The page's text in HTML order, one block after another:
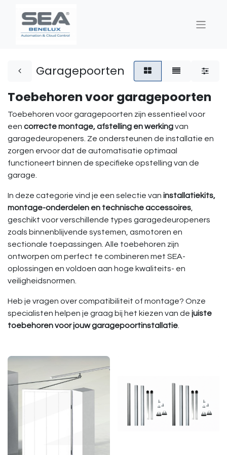
Garagepoorten
Toebehoren voor garagepoorten
Toebehoren voor garagepoorten zijn essentieel voor
een correcte montage, afstelling en werkingvan
garagedeuropeners. Ze ondersteunen de installatie en
zorgen ervoor dat de automatisatie optimaal
functioneert binnen de specifieke opstelling van de
garage.
In deze categorie vind je een selectie van installatiekits,
montage-onderdelen en technische accessoires
geschikt voor verschillende types garagedeuropeners
zoals binnenblijvende systemen, asmotoren en
sectionale toepassingen. Alle toebehoren zijn
ontworpen om perfect te combineren met SEA-
oplossingen en voldoen aan hoge kwaliteits- en
veiligheidsnormen.
Heb je vragen over compatibiliteit of montage? Onze
specialisten helpen je graag bij het kiezen van de juiste
toebehoren voor jouw garagepoortinstallatie